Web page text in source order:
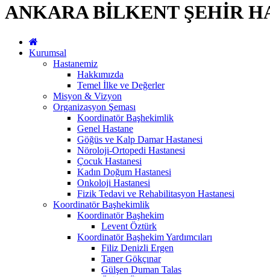
ANKARA BİLKENT ŞEHİR
Kurumsal
Hastanemiz
Hakkımızda
Temel İlke ve Değerler
Misyon & Vizyon
Organizasyon Şeması
Koordinatör Başhekimlik
Genel Hastane
Göğüs ve Kalp Damar Hastanesi
Nöroloji-Ortopedi Hastanesi
Çocuk Hastanesi
Kadın Doğum Hastanesi
Onkoloji Hastanesi
Fizik Tedavi ve Rehabilitasyon Hastanesi
Koordinatör Başhekimlik
Koordinatör Başhekim
Levent Öztürk
Koordinatör Başhekim Yardımcıları
Filiz Denizli Ergen
Taner Gökçınar
Gülşen Duman Talas